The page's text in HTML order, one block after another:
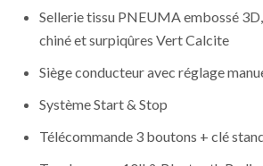
Sellerie tissu PNEUMA embossé
chiné et surpiqûres Vert Calcite
Siège conducteur avec réglage
Système Start & Stop
Télécommande 3 boutons + clé